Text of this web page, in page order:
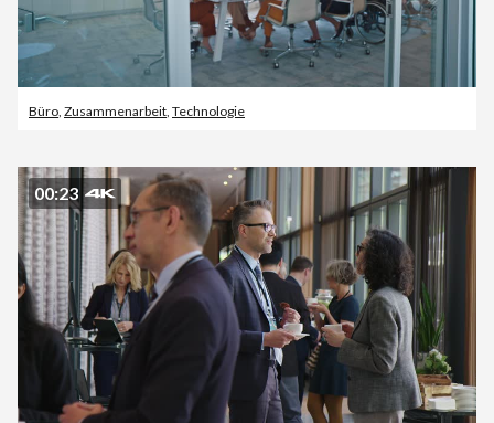
Büro Zusammenarbeit Technologie
00:23